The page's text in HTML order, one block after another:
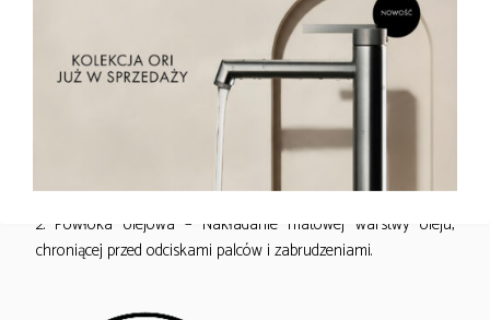
Waterplating with Oil to proces wykańczania powierzchni,
polegający na chemicznym nakładaniu metalicznych powłok
na baterie łazienkowe z wykorzystaniem wodnych roztworów.
Proces ten zakończony jest nałożeniem ochronnej warstwy
1. Warstwa metaliczna – Zanurzanie w roztworach z solami
metali (np. nikiel, chrom) osadza trwała powłokę antykorozyjna
o określonym kolorze.
2. Powłoka olejowa – Nakładanie matowej warstwy oleju,
chroniącej przed odciskami palców i zabrudzeniami.